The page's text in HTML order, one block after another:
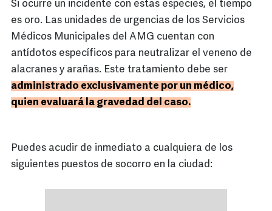
Si ocurre un incidente con estas especies, el tiempo
es oro. Las unidades de urgencias de los Servicios
Médicos Municipales del AMG cuentan con
antídotos específicos para neutralizar el veneno de
alacranes y arañas. Este tratamiento debe ser
administrado exclusivamente por un médico,
quien evaluará la gravedad del caso.
Puedes acudir de inmediato a cualquiera de los
siguientes puestos de socorro en la ciudad: